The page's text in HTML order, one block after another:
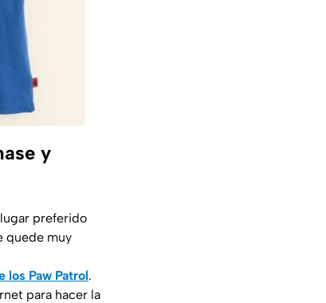
y
preferido
quede muy
los Paw Patrol.
para hacer la